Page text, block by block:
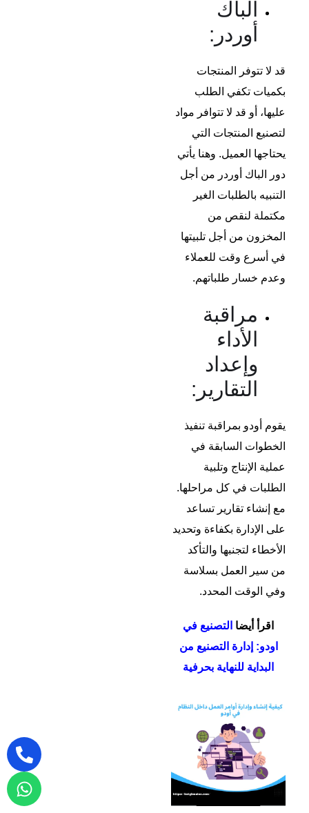
الباك
أوردر:
قد لا تتوفر المنتجات
بكميات تكفي الطلب
عليها، أو قد لا تتوافر مواد
لتصنيع المنتجات التي
يحتاجها العميل. وهنا يأتي
دور الباك أوردر من أجل
التنبيه بالطلبات الغير
مكتملة لنقص من
المخزون من أجل تلبيتها
في أسرع وقت للعملاء
وعدم خسار طلباتهم.
مراقبة
الأداء
وإعداد
التقارير:
يقوم أودو بمراقبة تنفيذ
الخطوات السابقة في
عملية الإنتاج وتلبية
الطلبات في كل مراحلها.
مع إنشاء تقارير تساعد
على الإدارة بكفاءة وتحديد
الأخطاء لتجنبها والتأكد
من سير العمل بسلاسة
وفي الوقت المحدد.
اقرأ أيضا التصنيع في
اودو: إدارة التصنيع من
البداية للنهاية بحرفية